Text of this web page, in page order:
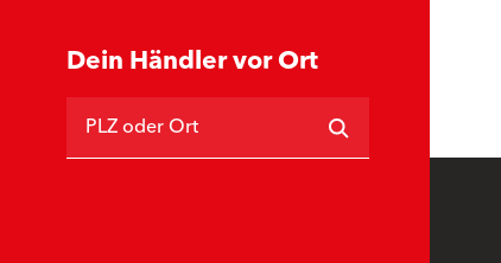
Dein Händler vor Ort
PLZ oder Ort